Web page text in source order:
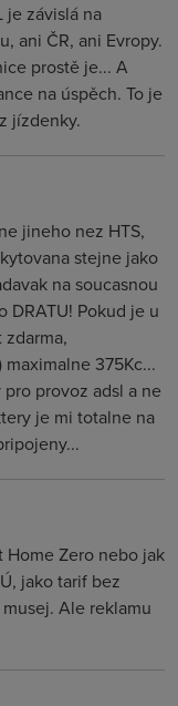
je závislá na
ani ČR, ani Evropy.
prostě je... A
na úspěch. To je
jízdenky.
jineho nez HTS,
stejne jako
na soucasnou
DRATU! Pokud je u
375Kc...
provoz adsl a ne
je mi totalne na
Home Zero nebo jak
jako tarif bez
Ale reklamu